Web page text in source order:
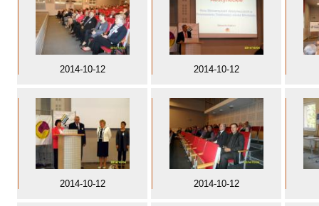
2014-10-12 2014-10-12
2014-10-12 2014-10-12